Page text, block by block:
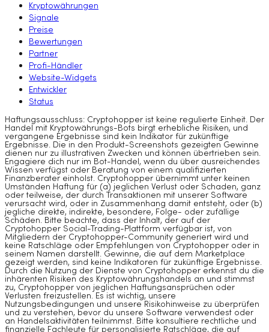
Kryptowährungen
Signale
Preise
Bewertungen
Partner
Profi-Händler
Website-Widgets
Entwickler
Status
Haftungsausschluss: Cryptohopper ist keine regulierte Einheit. Der
Handel mit Kryptowährungs-Bots birgt erhebliche Risiken, und
vergangene Ergebnisse sind kein Indikator für zukünftige
Ergebnisse. Die in den Produkt-Screenshots gezeigten Gewinne
dienen nur zu illustrativen Zwecken und können übertrieben sein.
Engagiere dich nur im Bot-Handel, wenn du über ausreichendes
Wissen verfügst oder Beratung von einem qualifizierten
Finanzberater einholst. Cryptohopper übernimmt unter keinen
Umständen Haftung für (a) jeglichen Verlust oder Schaden, ganz
oder teilweise, der durch Transaktionen mit unserer Software
verursacht wird, oder in Zusammenhang damit entsteht, oder (b)
jegliche direkte, indirekte, besondere, Folge- oder zufällige
Schäden. Bitte beachte, dass der Inhalt, der auf der
Cryptohopper Social-Trading-Plattform verfügbar ist, von
Mitgliedern der Cryptohopper-Community generiert wird und
keine Ratschläge oder Empfehlungen von Cryptohopper oder in
seinem Namen darstellt. Gewinne, die auf dem Marketplace
gezeigt werden, sind keine Indikatoren für zukünftige Ergebnisse.
Durch die Nutzung der Dienste von Cryptohopper erkennst du die
inhärenten Risiken des Kryptowährungshandels an und stimmst
zu, Cryptohopper von jeglichen Haftungsansprüchen oder
Verlusten freizustellen. Es ist wichtig, unsere
Nutzungsbedingungen und unsere Risikohinweise zu überprüfen
und zu verstehen, bevor du unsere Software verwendest oder
an Handelsaktivitäten teilnimmst. Bitte konsultiere rechtliche und
finanzielle Fachleute für personalisierte Ratschläge, die auf